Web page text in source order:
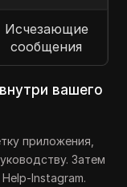
Исчезающие
сообщения
вашего
приложения,
Затем
Instagram.